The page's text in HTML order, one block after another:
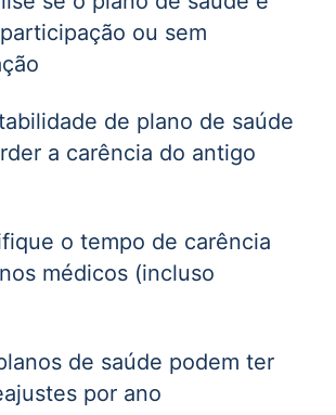
ou sem
de plano de saúde
a carência do antigo
o tempo de carência
médicos (incluso
de saúde podem ter
por ano